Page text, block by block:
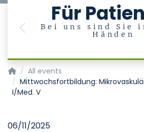
Für
Bei uns sind Sie
Händen
Previous
Klinik für Kardiologie, Angiologie
All events
Mittwochsfortbildung:
I/Med. V
06/11/2025